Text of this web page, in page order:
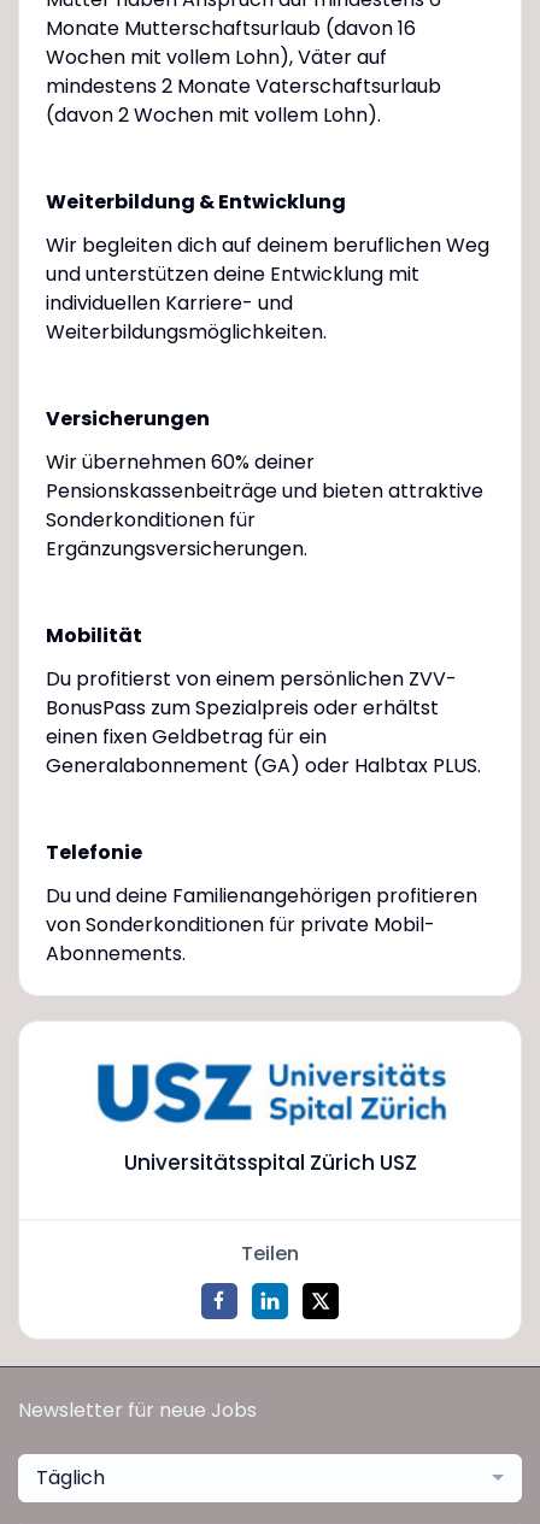
Monate Mutterschaftsurlaub (davon 16
Wochen mit vollem Lohn), Väter auf
mindestens 2 Monate Vaterschaftsurlaub
(davon 2 Wochen mit vollem Lohn).
Weiterbildung & Entwicklung
Wir begleiten dich auf deinem beruflichen Weg
und unterstützen deine Entwicklung mit
individuellen Karriere- und
Weiterbildungsmöglichkeiten.
Versicherungen
Wir übernehmen 60% deiner
Pensionskassenbeiträge und bieten attraktive
Sonderkonditionen für
Ergänzungsversicherungen.
Mobilität
Du profitierst von einem persönlichen ZVV-
BonusPass zum Spezialpreis oder erhältst
einen fixen Geldbetrag für ein
Generalabonnement (GA) oder Halbtax PLUS.
Telefonie
Du und deine Familienangehörigen profitieren
von Sonderkonditionen für private Mobil-
Abonnements.
Universitätsspital Zürich USZ
Teilen
Newsletter für neue Jobs
Täglich